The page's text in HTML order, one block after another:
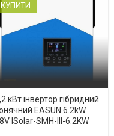
КУПИТИ
кВт інвертор гібридний
EASUN 6.2kW
ISolar-SMH-III-6.2KW